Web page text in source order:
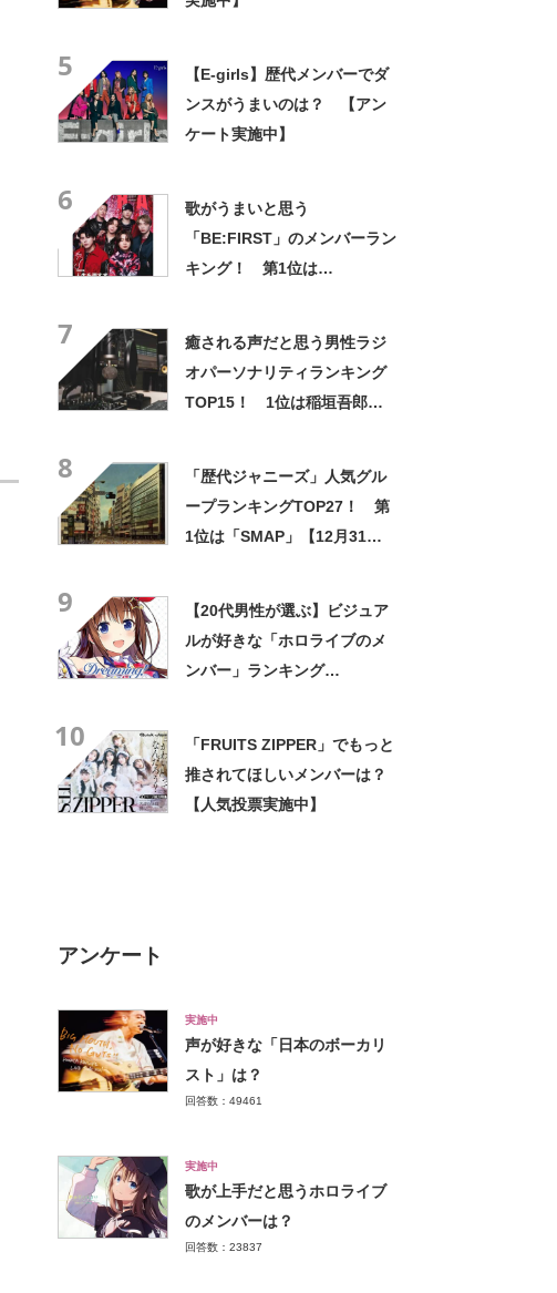
5
【E-girls】歴代メンバーでダ
ンスがうまいのは？ 【アン
ケート実施中】
6
歌がうまいと思う
「BE:FIRST」のメンバーラン
キング！ 第1位は
7
癒される声だと思う男性ラジ
オパーソナリティランキング
TOP15！ 1位は稲垣吾郎さ
8
「歴代ジャニーズ」人気グル
ープランキングTOP27！ 第
1位は「SMAP」【12月31日
9
【20代男性が選ぶ】ビジュア
ルが好きな「ホロライブのメ
ンバー」ランキング
10
「FRUITS ZIPPER」でもっと
推されてほしいメンバーは？
【人気投票実施中】
アンケート
実施中
声が好きな「日本のボーカリ
スト」は？
回答数：49461
実施中
歌が上手だと思うホロライブ
のメンバーは？
回答数：23837